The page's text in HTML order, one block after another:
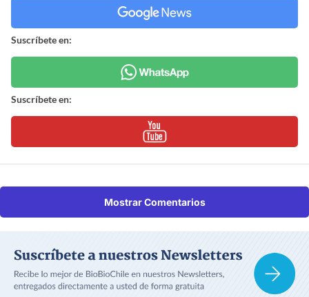
Suscríbete en:
Suscríbete en:
Mostrar Comentarios